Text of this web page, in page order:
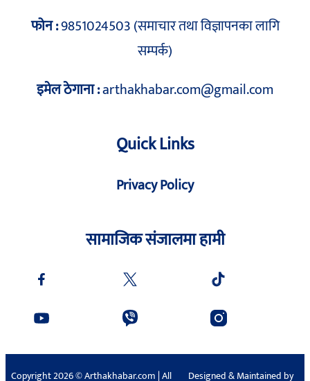
फोन :9851024503 (समाचार तथा विज्ञापनका लागि
सम्पर्क)
इमेल ठेगाना :arthakhabar.com@gmail.com
Quick Links
Privacy Policy
सामाजिक संजालमा हामी
Copyright 2026 © Arthakhabar.com | All Designed & Maintained by